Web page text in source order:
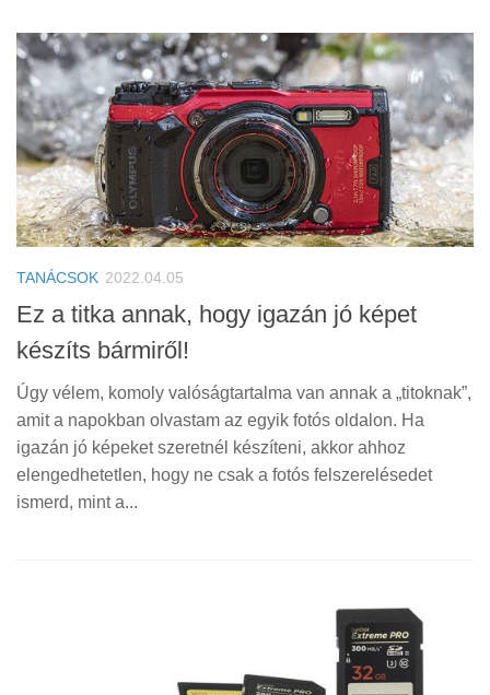
TANÁCSOK 2022.04.05
Ez a titka annak, hogy igazán jó képet
készíts bármiről!
Úgy vélem, komoly valóságtartalma van annak a „titoknak”,
amit a napokban olvastam az egyik fotós oldalon. Ha
igazán jó képeket szeretnél készíteni, akkor ahhoz
elengedhetetlen, hogy ne csak a fotós felszerelésedet
ismerd, mint a...